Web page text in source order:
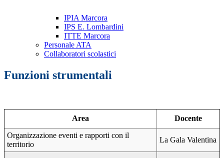
IPIA Marcora
IPS E. Lombardini
ITTE Marcora
Personale ATA
Collaboratori scolastici
Funzioni strumentali
Area
Docente
Organizzazione eventi e rapporti con il
territorio
La Gala Valentina